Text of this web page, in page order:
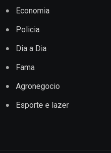
Economia
Policia
Dia a Dia
Fama
Agronegocio
Esporte e lazer